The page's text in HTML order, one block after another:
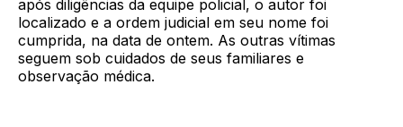
após diligências da equipe policial, o autor foi
localizado e a ordem judicial em seu nome foi
cumprida, na data de ontem. As outras vítimas
seguem sob cuidados de seus familiares e
observação médica.